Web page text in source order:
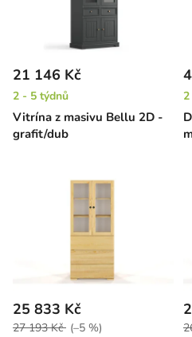
Vitrína z masivu Bellu 2D -
grafit/dub
21 146 Kč
2 - 5 týdnů
25 833 Kč
27 193 Kč (–5 %)